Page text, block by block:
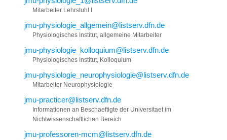
Mitarbeiter Lehrstuhl I
jmu-physiologie_allgemein@listserv.dfn.de
Physiologisches Institut, allgemeine Mitarbeiter
jmu-physiologie_kolloquium@listserv.dfn.de
Physiologisches Institut, Kolloquium
jmu-physiologie_neurophysiologie@listserv.dfn.de
Mitarbeiter Neurophysiologie
jmu-practicer@listserv.dfn.de
Informationen an Beschaeftigte der Universitaet im
Nichtwissenschaftlichen Bereich
jmu-professoren-mcm@listserv.dfn.de